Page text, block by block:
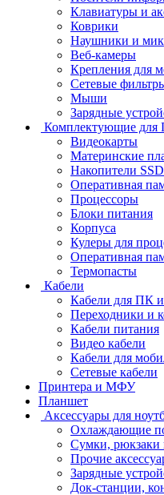
Клавиатуры и
Коврики
Наушники и
Веб-камеры
Крепления для
Сетевые
Мыши
Зарядные
Комплектующие для
Видеокарты
Материнские
Накопители
Оперативная
Процессоры
Блоки питания
Корпуса
Кулеры для
Оперативная
Термопасты
Кабели
Кабели для ПК и
Переходники и
Кабели питания
Видео кабели
Кабели для
Сетевые кабели
Принтера и МФУ
Планшет
Аксессуары для
Охлаждающие
Сумки, рюкзаки
Прочие
Зарядные
Док-станции,